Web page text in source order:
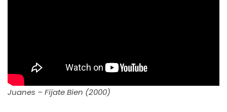
Juanes – Fijate Bien (2000)